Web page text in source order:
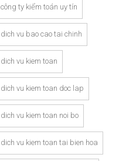
công ty kiểm toán uy tín
dich vu bao cao tai chinh
dich vu kiem toan
dich vu kiem toan doc lap
dich vu kiem toan noi bo
dich vu kiem toan tai bien hoa